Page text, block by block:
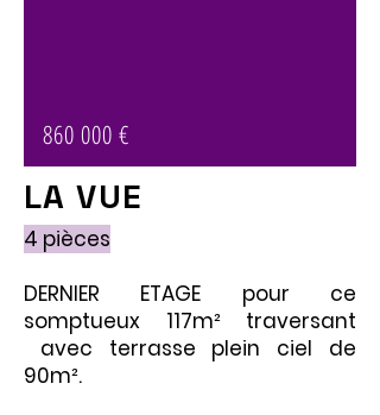
860 000 €
LA VUE
4 pièces
DERNIER ETAGE pour ce
somptueux 117m² traversant
avec terrasse plein ciel de
90m².